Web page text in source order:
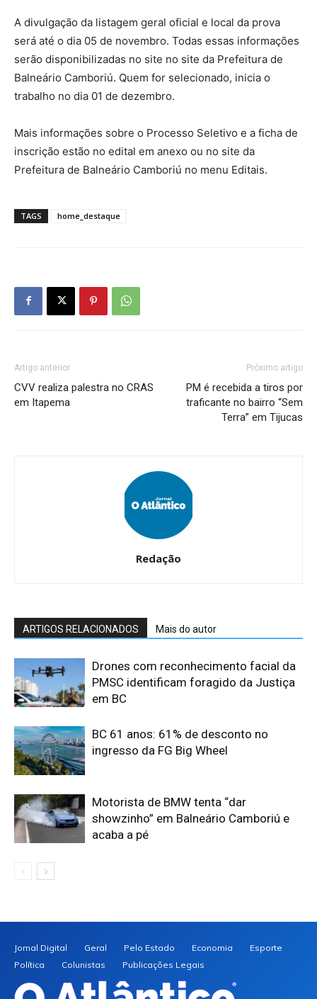
A divulgação da listagem geral oficial e local da prova
será até o dia 05 de novembro. Todas essas informações
serão disponibilizadas no site no site da Prefeitura de
Balneário Camboriú. Quem for selecionado, inicia o
trabalho no dia 01 de dezembro.
Mais informações sobre o Processo Seletivo e a ficha de
inscrição estão no edital em anexo ou no site da
Prefeitura de Balneário Camboriú no menu Editais.
TAGS home_destaque
Artigo anterior
CVV realiza palestra no CRAS
em Itapema
Próximo artigo
PM é recebida a tiros por
traficante no bairro “Sem
Terra” em Tijucas
Redação
ARTIGOS RELACIONADOS Mais do autor
Drones com reconhecimento facial da
PMSC identificam foragido da Justiça
em BC
BC 61 anos: 61% de desconto no
ingresso da FG Big Wheel
Motorista de BMW tenta “dar
showzinho” em Balneário Camboriú e
acaba a pé
Jornal Digital Geral Pelo Estado Economia
Esporte
Política
Colunistas Publicações Legais